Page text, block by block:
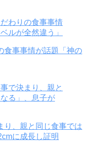
食事事情が話題「神の
り、親と同じ食事では
に成長し証明